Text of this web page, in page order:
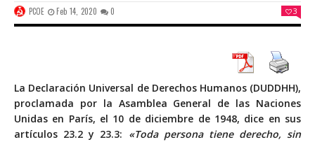
PCOE Feb 14, 2020 0 3
La Declaración Universal de Derechos Humanos (DUDDHH),
proclamada por la Asamblea General de las Naciones
Unidas en París, el 10 de diciembre de 1948, dice en sus
artículos 23.2 y 23.3: «Toda persona tiene derecho, sin